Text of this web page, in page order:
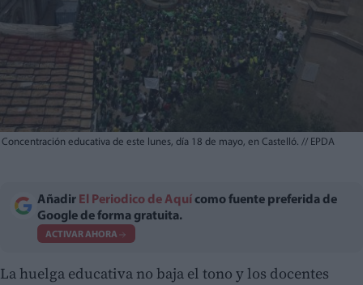
Concentración educativa de este lunes, día 18 de mayo, en Castelló. // EPDA
Añadir El Periodico de Aquí como fuente preferida de
Google de forma gratuita.
ACTIVAR AHORA
La huelga educativa no baja el tono y los docentes